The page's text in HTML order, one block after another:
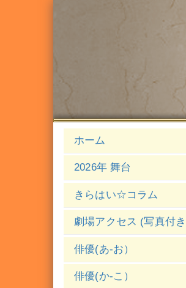
ホーム
2026年 舞台
きらはい☆コラム
劇場アクセス (写真付
俳優(あ-お）
俳優(か-こ）